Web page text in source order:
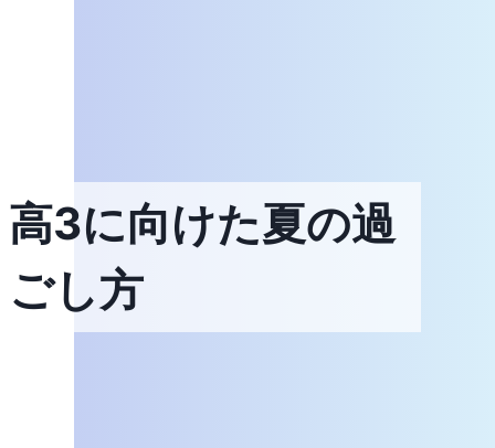
高3に向けた夏の過
ごし方